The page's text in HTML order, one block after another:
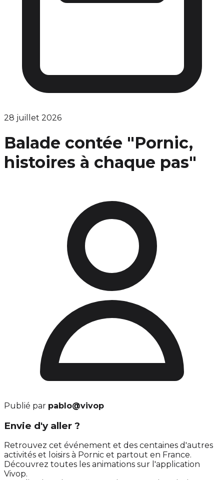
28 juillet 2026
Balade contée "Pornic,
histoires à chaque pas"
Publié par pablo@vivop
Envie d'y aller ?
Retrouvez cet événement et des centaines d'autres
activités et loisirs à Pornic et partout en France.
Découvrez toutes les animations sur l'application
Vivop.